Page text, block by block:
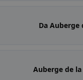
Da Auberge
Auberge de